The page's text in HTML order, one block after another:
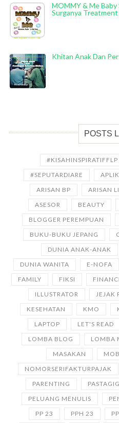
MOMMY & Me Baby
Surganya
Khitan Anak Dan
POSTS
#KISAHINSPIRATIFFLP
#SEPUTARDIARE
ARISAN BP
ARISAN
ASESOR
BEAUTY
BLOGGER PEREMPUAN
BUKU-BUKU JEPANG
DUNIA ANAK-ANAK
DUNIA WANITA
E-NOFA
FAMILY
FIKSI
ILLUSTRATOR
JEJAK
KESEHATAN
KMO
LAPTOP
LET'S READ
LOMBA BLOG
LOMBA
MASAKAN
NOMORSERIFAKTURPAJAK
PARENTING
PELUANG MENULIS
PP 23
PPH 23